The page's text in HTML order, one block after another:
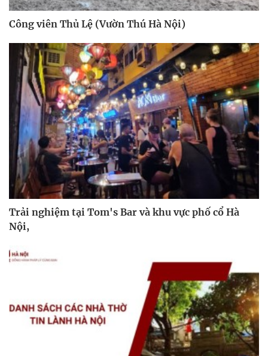
Công viên Thủ Lệ (Vườn Thú Hà Nội)
Trải nghiệm tại Tom's Bar và khu vực phố cổ Hà
Nội,